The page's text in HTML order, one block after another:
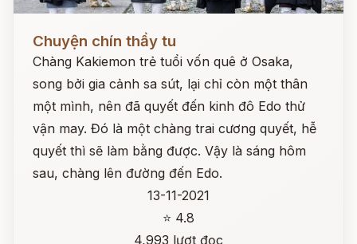
Chuyện chín thầy tu
Chàng Kakiemon trẻ tuổi vốn quê ở Osaka,
song bởi gia cảnh sa sút, lại chỉ còn một thân
một mình, nên đã quyết đến kinh đô Edo thử
vận may. Đó là một chàng trai cương quyết, hễ
quyết thì sẽ làm bằng được. Vậy là sáng hôm
sau, chàng lên đường đến Edo.
13-11-2021
⭐ 4.8
4,993 lượt đọc